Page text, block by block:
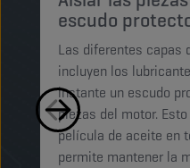
escudo
Las diferentes capas
incluyen los
instante un escudo
piezas del motor.
película de aceite en
permite mantener la